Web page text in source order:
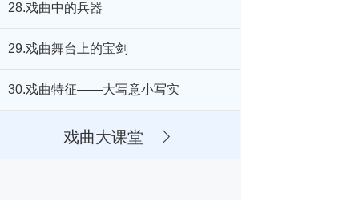
28.戏曲中的兵器
29.戏曲舞台上的宝剑
30.戏曲特征——大写意小写实
戏曲大课堂